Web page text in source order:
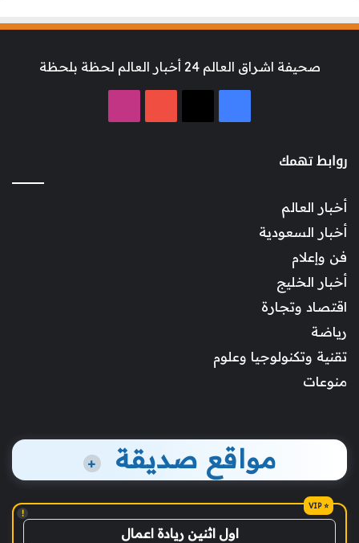
صحيفة اشراق العالم 24 أخبار العالم لحظة بلحظة
روابط تهمك
أخبار العالم
أخبار السعودية
فن وإعلام
أخبار الخليج
اقتصاد وتجارة
رياضة
تقنية وتكنولوجيا وعلوم
منوعات
مواقع صديقة +
!
اول اثنين ريادة اعمال